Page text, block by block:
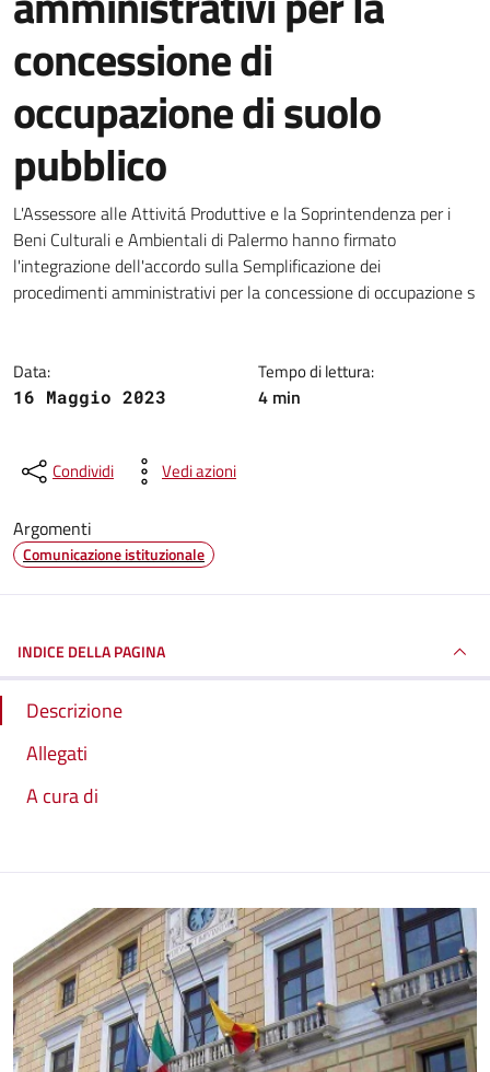
concessione di
occupazione di suolo
pubblico
Dettagli della notizia
L'Assessore alle Attivitá Produttive e la Soprintendenza per i
Beni Culturali e Ambientali di Palermo hanno firmato
l'integrazione dell'accordo sulla Semplificazione dei
procedimenti amministrativi per la concessione di occupazione s
Data:
16 Maggio 2023
Tempo di lettura:
4 min
Condividi Vedi azioni
Argomenti
Comunicazione istituzionale
INDICE DELLA PAGINA
Descrizione
Allegati
A cura di